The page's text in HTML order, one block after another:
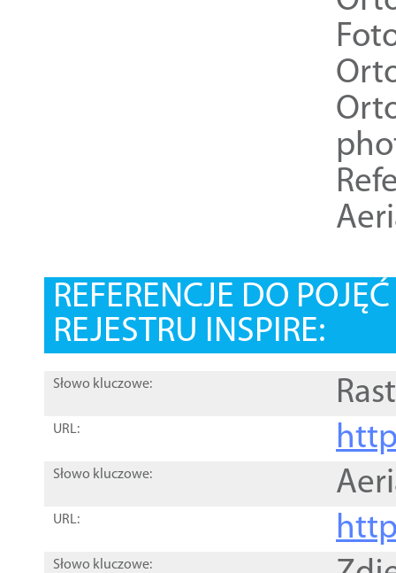
REFERENCJE DO
REJESTRU INSPIRE:
Słowo kluczowe:
URL:
Słowo kluczowe:
URL:
Słowo kluczowe: